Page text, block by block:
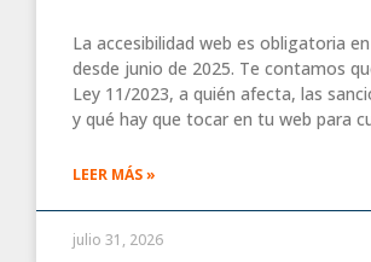
La accesibilidad web es obligatoria
desde junio de 2025. Te contamos
Ley 11/2023, a quién afecta, las
y qué hay que tocar en tu web para
LEER MÁS »
julio 31, 2026